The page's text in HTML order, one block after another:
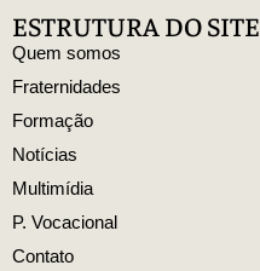
ESTRUTURA DO SITE
Quem somos
Fraternidades
Formação
Notícias
Multimídia
P. Vocacional
Contato